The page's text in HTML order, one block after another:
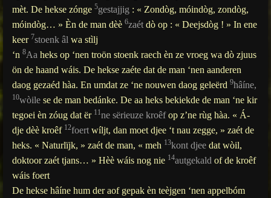
mèt. De hekse zónge 5gestajjig : « Zondòg, móindòg, zondòg,
móindòg… » Èn de man dèè 6zaét dò op : « Deejsdòg ! » In ene
keer 7stoenk âl wa stìlj
‘n 8Aa heks op ‘nen troön stoenk raech èn ze vroeg wa dò zjuus
ön de haand wáis. De hekse zaéte dat de man ‘nen aanderen
daog gezaéd hàa. En umdat ze ‘ne nouwen daog geleërd 9hâíne,
10wòile se de man bedánke. De aa heks bekiekde de man ‘ne kir
tegoei èn zóug dat ër 11ne sërieuze kroêfop z’ne rùg hàa. « Á-
dje dèè kroêf 12foert wíljt, dan moet djee ‘t nau zegge, » zaét de
heks. « Naturlïjk, » zaét de man, « meh 13kont djee dat wòil,
doktoor zaét tjans… » Hèè wáis nog nie 14autgekald of de kroêf
wáis foert
De hekse hâíne hum der aof gepak èn teèjgen ‘nen appelbóm